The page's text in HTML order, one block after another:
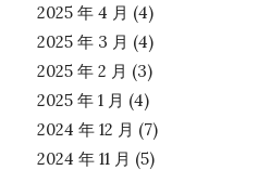
2025 年 4 月 (4)
2025 年 3 月 (4)
2025 年 2 月 (3)
2025 年 1 月 (4)
2024 年 12 月 (7)
2024 年 11 月 (5)